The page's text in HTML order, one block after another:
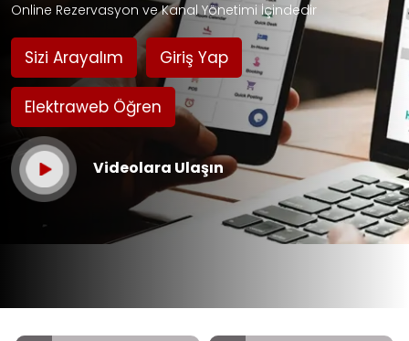
Online Rezervasyon ve Kanal Yönetimi İçindedir
Sizi Arayalım Giriş Yap
Elektraweb Öğren
Videolara Ulaşın